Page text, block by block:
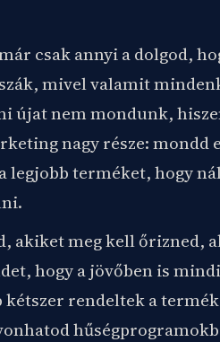
csak annyi a dolgod,
mivel valamit
újat nem mondunk,
nagy része: mondd
legjobb terméket, hogy
akiket meg kell őrizned,
hogy a jövőben is
kétszer rendeltek a